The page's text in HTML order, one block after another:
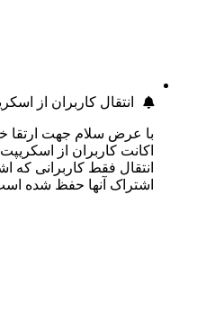
انتقال کاربران از
با عرض سلام جهت ارتقا
اکانت کاربران از
انتقال فقط کاربرانی که
اشتراک آنها حفظ شده